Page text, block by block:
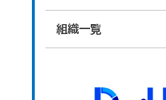
組織一覧